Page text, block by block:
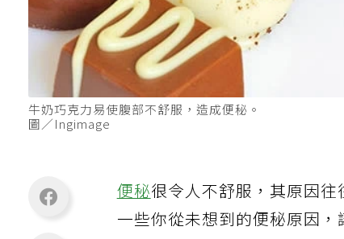
牛奶巧克力易使腹部不舒服，造成便秘。
圖／Ingimage
便秘很令人不舒服，其原因
一些你從未想到的便秘原因，